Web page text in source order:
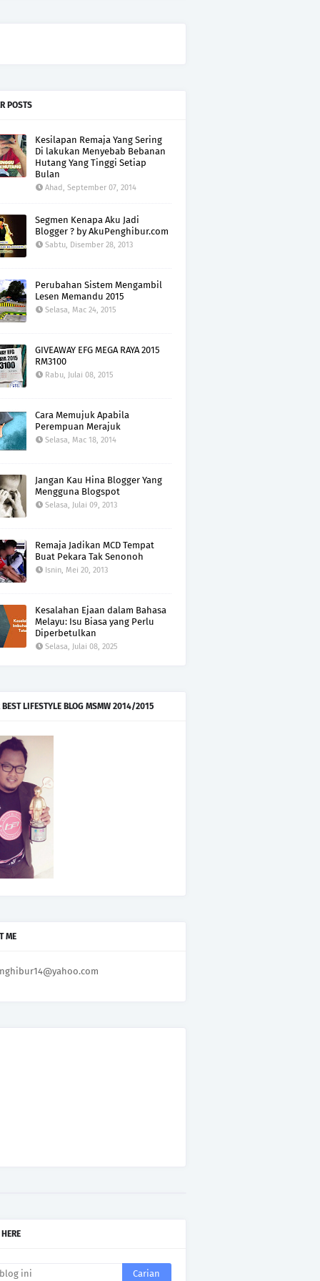
POSTS
Kesilapan Remaja Yang Sering
Di lakukan Menyebab Bebanan
Hutang Yang Tinggi Setiap
Bulan
Ahad, September 07, 2014
Segmen Kenapa Aku Jadi
Blogger ? by AkuPenghibur.com
Sabtu, Disember 28, 2013
Perubahan Sistem Mengambil
Lesen Memandu 2015
Selasa, Mac 24, 2015
GIVEAWAY EFG MEGA RAYA 2015
RM3100
Rabu, Julai 08, 2015
Cara Memujuk Apabila
Perempuan Merajuk
Selasa, Mac 18, 2014
Jangan Kau Hina Blogger Yang
Mengguna Blogspot
Selasa, Julai 09, 2013
Remaja Jadikan MCD Tempat
Buat Pekara Tak Senonoh
Isnin, Mei 20, 2013
Kesalahan Ejaan dalam Bahasa
Melayu: Isu Biasa yang Perlu
Diperbetulkan
Selasa, Julai 08, 2025
BEST LIFESTYLE BLOG MSMW 2014/2015
ME